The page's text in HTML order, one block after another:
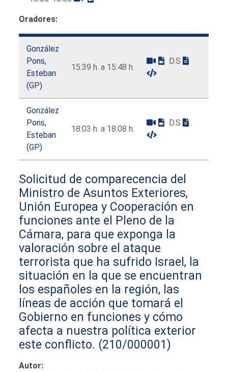
Oradores:
González
Pons,
Esteban
(GP)
15:39 h. a 15:48 h.
D.S
González
Pons,
Esteban
(GP)
18:03 h. a 18:08 h.
D.S
Solicitud de comparecencia del
Ministro de Asuntos Exteriores,
Unión Europea y Cooperación en
funciones ante el Pleno de la
Cámara, para que exponga la
valoración sobre el ataque
terrorista que ha sufrido Israel, la
situación en la que se encuentran
los españoles en la región, las
líneas de acción que tomará el
Gobierno en funciones y cómo
afecta a nuestra política exterior
este conflicto. (210/000001)
Autor: